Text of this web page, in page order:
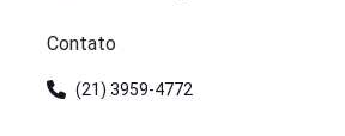
Contato
(21) 3959-4772